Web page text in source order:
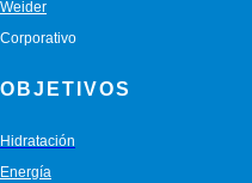
Weider
Corporativo
OBJETIVOS
Hidratación
Energía